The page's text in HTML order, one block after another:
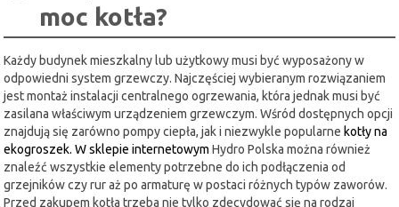
moc kotła?
Każdy budynek mieszkalny lub użytkowy musi być wyposażony w
odpowiedni system grzewczy. Najczęściej wybieranym rozwiązaniem
jest montaż instalacji centralnego ogrzewania, która jednak musi być
zasilana właściwym urządzeniem grzewczym. Wśród dostępnych opcji
znajdują się zarówno pompy ciepła, jak i niezwykle popularne kotły na
ekogroszek. W sklepie internetowym Hydro Polska można również
znaleźć wszystkie elementy potrzebne do ich podłączenia od
grzejników czy rur aż po armaturę w postaci różnych typów zaworów.
Przed zakupem kotła trzeba nie tylko zdecydować się na rodzaj